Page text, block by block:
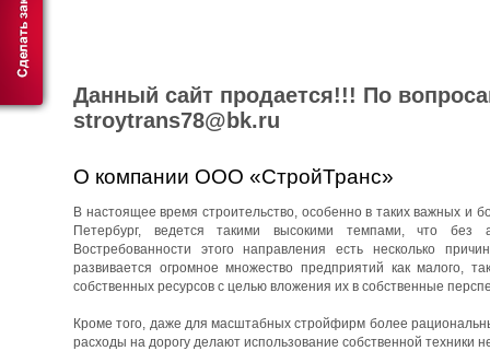
Данный сайт продается!!! По
stroytrans78@bk.ru
О компании ООО «СтройТранс»
В настоящее время строительство, особенно в таких важных и
Петербург, ведется такими высокими темпами, что без
Востребованности этого направления есть несколько
развивается огромное множество предприятий как малого,
собственных ресурсов с целью вложения их в собственные
Кроме того, даже для масштабных стройфирм более
расходы на дорогу делают использование собственной техники